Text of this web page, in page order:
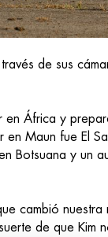
de sus
en África y
Maun fue El
Botsuana y un
cambió nuestra
de que Kim